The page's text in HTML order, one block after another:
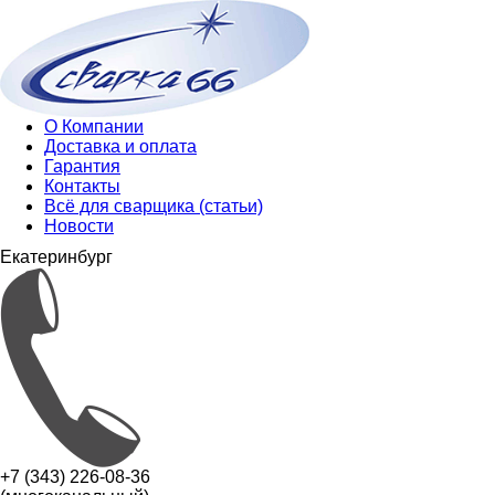
О Компании
Доставка и оплата
Гарантия
Контакты
Всё для сварщика (статьи)
Новости
Екатеринбург
+7 (343) 226-08-36